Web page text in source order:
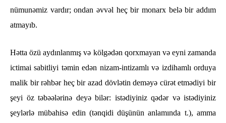
nümunəmiz vardır; ondan əvvəl heç bir monarx belə bir addım
atmayıb.
Hətta özü aydınlanmış və kölgədən qorxmayan və eyni zamanda
ictimai sabitliyi təmin edən nizam-intizamlı və izdihamlı orduya
malik bir rəhbər heç bir azad dövlətin deməyə cürət etmədiyi bir
şeyi öz təbəələrinə deyə bilər: istədiyiniz qədər və istədiyiniz
şeylərlə mübahisə edin (tənqidi düşünün anlamında t.), amma